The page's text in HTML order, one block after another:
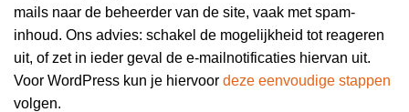
mails naar de beheerder van de site, vaak met spam-
inhoud. Ons advies: schakel de mogelijkheid tot reageren
uit, of zet in ieder geval de e-mailnotificaties hiervan uit.
Voor WordPress kun je hiervoor deze eenvoudige stappen
volgen.